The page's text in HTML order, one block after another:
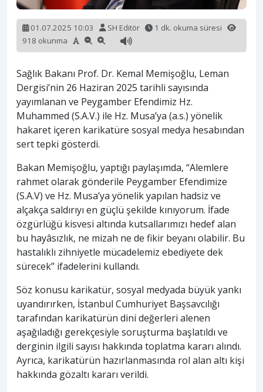
01.07.2025 10:03 SH Editör
1 dk. okuma süresi
918 okunma
Sağlık Bakanı Prof. Dr. Kemal Memişoğlu, Leman
Dergisi’nin 26 Haziran 2025 tarihli sayısında
yayımlanan ve Peygamber Efendimiz Hz.
Muhammed (S.A.V.) ile Hz. Musa’ya (a.s.) yönelik
hakaret içeren karikatüre sosyal medya hesabından
sert tepki gösterdi.
Bakan Memişoğlu, yaptığı paylaşımda, “Alemlere
rahmet olarak gönderile Peygamber Efendimize
(S.A.V) ve Hz. Musa’ya yönelik yapılan hadsiz ve
alçakça saldırıyı en güçlü şekilde kınıyorum. İfade
özgürlüğü kisvesi altında kutsallarımızı hedef alan
bu hayâsızlık, ne mizah ne de fikir beyanı olabilir. Bu
hastalıklı zihniyetle mücadelemiz ebediyete dek
sürecek” ifadelerini kullandı.
Söz konusu karikatür, sosyal medyada büyük yankı
uyandırırken, İstanbul Cumhuriyet Başsavcılığı
tarafından karikatürün dini değerleri alenen
aşağıladığı gerekçesiyle soruşturma başlatıldı ve
derginin ilgili sayısı hakkında toplatma kararı alındı.
Ayrıca, karikatürün hazırlanmasında rol alan altı kişi
hakkında gözaltı kararı verildi.